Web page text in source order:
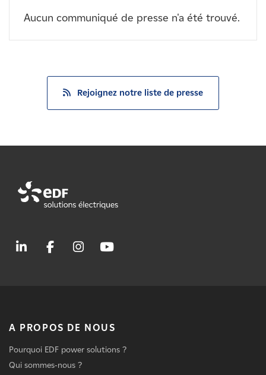
Affiliés
Aucun communiqué de presse n'a été trouvé.
Rejoignez notre liste de presse
A PROPOS DE NOUS
Pourquoi EDF power solutions ?
Qui sommes-nous ?